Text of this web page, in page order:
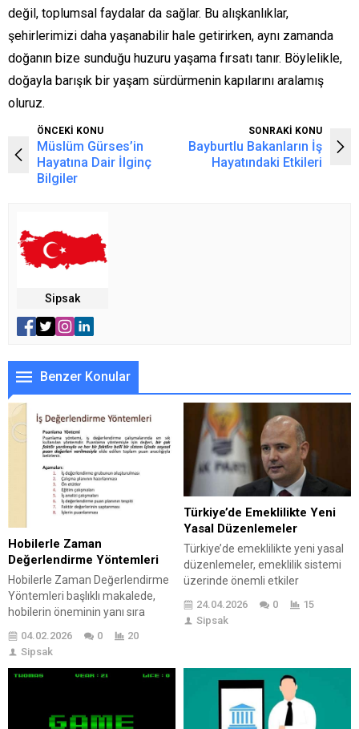
değil, toplumsal faydalar da sağlar. Bu alışkanlıklar,
şehirlerimizi daha yaşanabilir hale getirirken, aynı zamanda
doğanın bize sunduğu huzuru yaşama fırsatı tanır. Böylelikle,
doğayla barışık bir yaşam sürdürmenin kapılarını aralamış
oluruz.
ÖNCEKİ KONU
Müslüm Gürses’in
Hayatına Dair İlginç
Bilgiler
SONRAKİ KONU
Bayburtlu Bakanların İş
Hayatındaki Etkileri
Sipsak
Benzer Konular
Hobilerle Zaman
Değerlendirme Yöntemleri
Hobilerle Zaman Değerlendirme
Yöntemleri başlıklı makalede,
hobilerin öneminin yanı sıra
zaman yönetimi konusuna da
değinilmektedir. Hobilerin, stres
atma ve kişisel gelişim açısından
sağladığı faydalar vurgulanırken,
verimli yapılabileceği
04.02.2026 0
20
Sipsak
Türkiye’de Emeklilikte Yeni
Yasal Düzenlemeler
Türkiye’de emeklilikte yeni yasal
düzenlemeler, emeklilik sistemi
üzerinde önemli etkiler
yaratmayı hedefliyor. Bu
düzenlemeler, emeklilikte
geçmişteki sorunları ele alarak,
amaçlıyor. Yeni düzenlemelerle,
emeklilik sistemi daha
sürdürülebilir hale getirilirken,
emeklilerin yaşam
24.04.2026 0
15
Sipsak